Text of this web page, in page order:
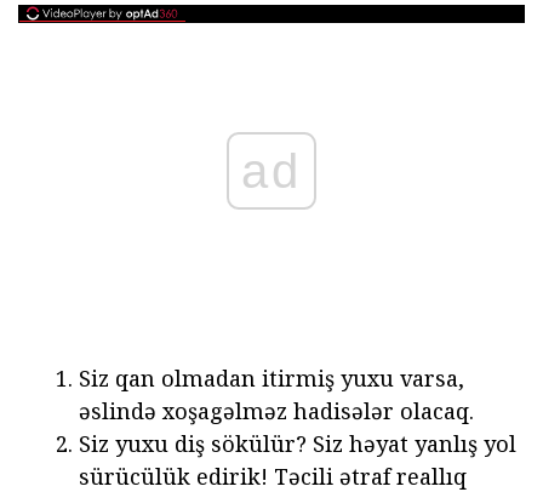
ad
Siz qan olmadan itirmiş yuxu varsa,
əslində xoşagəlməz hadisələr olacaq.
Siz yuxu diş sökülür? Siz həyat yanlış yol
sürücülük edirik! Təcili ətraf reallıq